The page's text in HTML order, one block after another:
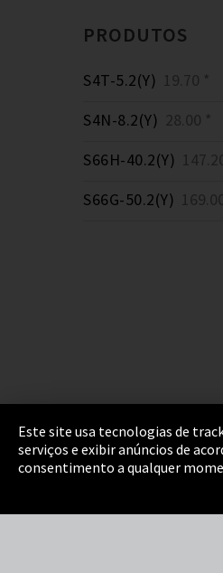
PRODUTOS
S4T-5.2(Y) 19.70 *
S4N-8.2(Y) 28.00 *
S66H-40.2(Y)
S66G-50.2(Y)
Marca Política de
Este site usa tecnologias de
serviços e exibir anúncios de
consentimento a qualquer